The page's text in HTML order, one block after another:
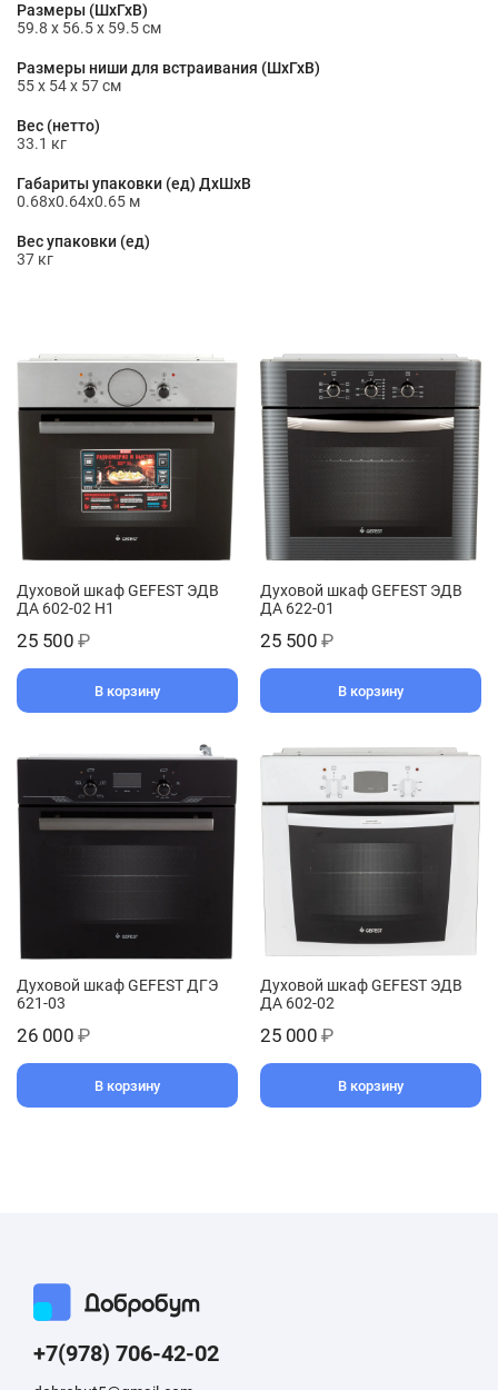
Размеры (ШхГхВ)
59.8 х 56.5 х 59.5 см
Размеры ниши для встраивания (ШхГхВ)
55 x 54 x 57 см
Вес (нетто)
33.1 кг
Габариты упаковки (ед) ДхШхВ
0.68x0.64x0.65 м
Вес упаковки (ед)
37 кг
Духовой шкаф GEFEST ЭДВ
ДА 602-02 Н1
25 500 ₽
В корзину
Духовой шкаф GEFEST ЭДВ
ДА 622-01
25 500 ₽
В корзину
Духовой шкаф GEFEST ДГЭ
621-03
26 000 ₽
В корзину
Духовой шкаф GEFEST ЭДВ
ДА 602-02
25 000 ₽
В корзину
+7(978) 706-42-02